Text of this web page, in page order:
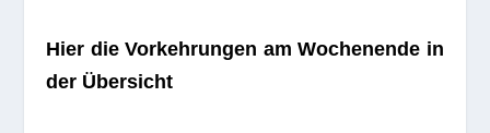
Hier die Vor­keh­run­gen am Wochen­ende in
der Übersicht